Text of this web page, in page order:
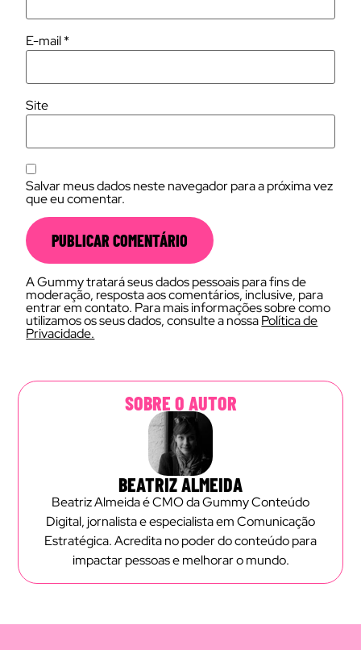
E-mail*
Site
Salvar meus dados neste navegador para a próxima vez
que eu comentar.
A Gummy tratará seus dados pessoais para fins de
moderação, resposta aos comentários, inclusive, para
entrar em contato. Para mais informações sobre como
utilizamos os seus dados, consulte a nossaPolítica de
Privacidade.
SOBRE O AUTOR
BEATRIZ ALMEIDA
Beatriz Almeida é CMO da Gummy Conteúdo
Digital, jornalista e especialista em Comunicação
Estratégica. Acredita no poder do conteúdo para
impactar pessoas e melhorar o mundo.